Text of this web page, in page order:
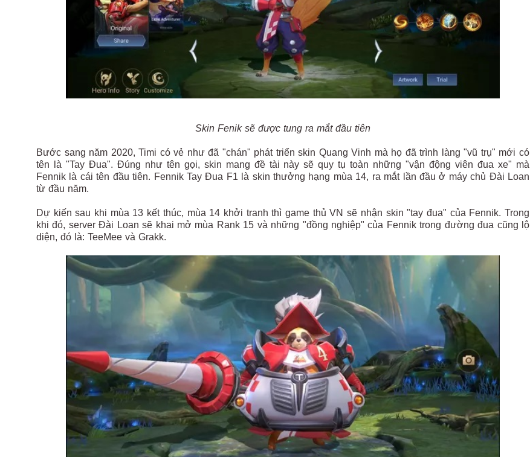
Skin Fenik sẽ được tung ra mắt đầu tiên
Bước sang năm 2020, Timi có vẻ như đã "chán" phát triển skin Quang Vinh mà họ đã trình làng "vũ trụ" mới có
tên là "Tay Đua". Đúng như tên gọi, skin mang đề tài này sẽ quy tụ toàn những "vận động viên đua xe" mà
Fennik là cái tên đầu tiên. Fennik Tay Đua F1 là skin thưởng hạng mùa 14, ra mắt lần đầu ở máy chủ Đài Loan
từ đầu năm.
Dự kiến sau khi mùa 13 kết thúc, mùa 14 khởi tranh thì game thủ VN sẽ nhận skin "tay đua" của Fennik. Trong
khi đó, server Đài Loan sẽ khai mở mùa Rank 15 và những "đồng nghiệp" của Fennik trong đường đua cũng lộ
diện, đó là: TeeMee và Grakk.